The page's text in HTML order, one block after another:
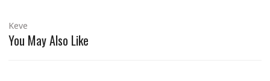
Keve
You May Also Like